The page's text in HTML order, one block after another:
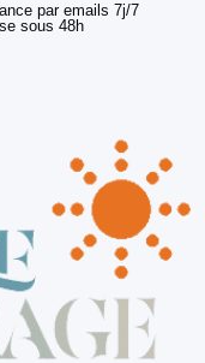
par emails 7j/7
sous 48h